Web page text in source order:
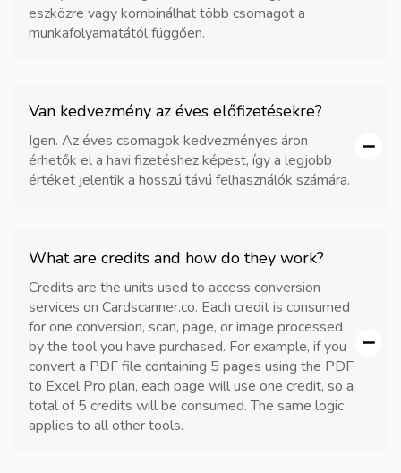
eszközre vagy kombinálhat több csomagot a
munkafolyamatától függően.
Van kedvezmény az éves előfizetésekre?
Igen. Az éves csomagok kedvezményes áron
érhetők el a havi fizetéshez képest, így a legjobb
értéket jelentik a hosszú távú felhasználók számára.
What are credits and how do they work?
Credits are the units used to access conversion
services on Cardscanner.co. Each credit is consumed
for one conversion, scan, page, or image processed
by the tool you have purchased. For example, if you
convert a PDF file containing 5 pages using the PDF
to Excel Pro plan, each page will use one credit, so a
total of 5 credits will be consumed. The same logic
applies to all other tools.